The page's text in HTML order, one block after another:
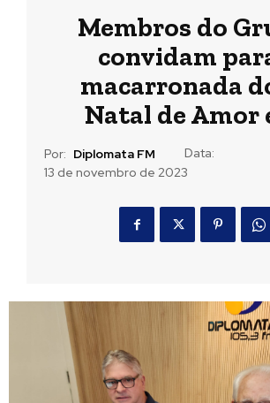
Membros do
convidam
macarronada
Natal de Amor
Por: Diplomata FM
Data:
13 de novembro de 2023